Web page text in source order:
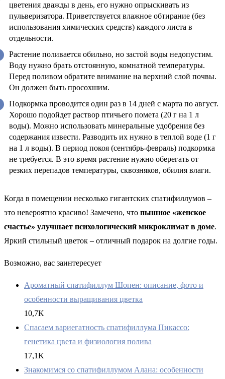
цветения дважды в день, его нужно опрыскивать из
пульверизатора. Приветствуется влажное обтирание (без
использования химических средств) каждого листа в
отдельности.
Растение поливается обильно, но застой воды недопустим.
Воду нужно брать отстоянную, комнатной температуры.
Перед поливом обратите внимание на верхний слой почвы.
Он должен быть просохшим.
Подкормка проводится один раз в 14 дней с марта по август.
Хорошо подойдет раствор птичьего помета (20 г на 1 л
воды). Можно использовать минеральные удобрения без
содержания извести. Разводить их нужно в теплой воде (1 г
на 1 л воды). В период покоя (сентябрь-февраль) подкормка
не требуется. В это время растение нужно оберегать от
резких перепадов температуры, сквозняков, обилия влаги.
Когда в помещении несколько гигантских спатифиллумов –
это невероятно красиво! Замечено, что пышное «женское
счастье» улучшает психологический микроклимат в доме.
Яркий стильный цветок – отличный подарок на долгие годы.
Возможно, вас заинтересует
Ароматный спатифиллум Шопен: описание, фото и
особенности выращивания цветка
10,7K
Спасаем вариегатность спатифиллума Пикассо:
генетика цвета и физиология полива
17,1K
Знакомимся со спатифиллумом Алана: особенности